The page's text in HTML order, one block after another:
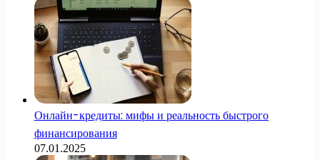
Онлайн-кредиты: мифы и реальность быстрого
финансирования
07.01.2025